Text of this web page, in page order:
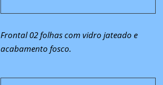
Frontal 02 folhas com vidro jateado e
acabamento fosco.